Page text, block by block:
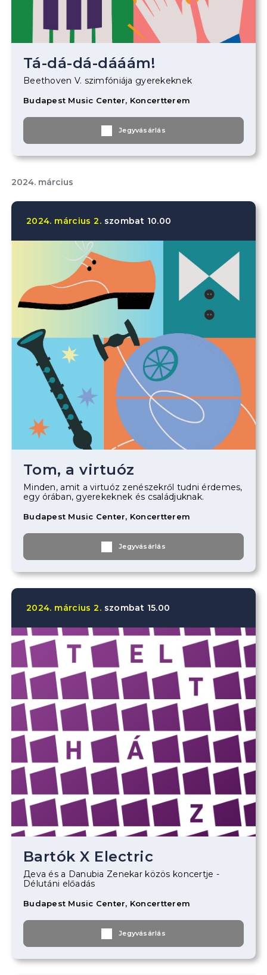
Tá-dá-dá-dááám!
Beethoven V. szimfóniája gyerekeknek
Budapest Music Center, Koncertterem
Jegyvásárlás
2024. március
2024. március 2. szombat 10.00
Tom, a virtuóz
Minden, amit a virtuóz zenészekről tudni érdemes,
egy órában, gyerekeknek és családjuknak.
Budapest Music Center, Koncertterem
Jegyvásárlás
2024. március 2. szombat 15.00
Bartók X Electric
Дeva és a Danubia Zenekar közös koncertje -
Délutáni előadás
Budapest Music Center, Koncertterem
Jegyvásárlás